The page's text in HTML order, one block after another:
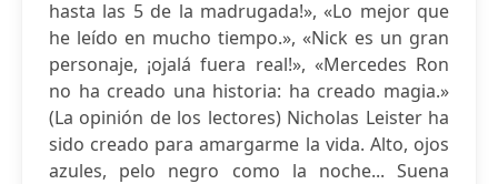
hasta las 5 de la madrugada!», «Lo mejor que
he leído en mucho tiempo.», «Nick es un gran
personaje, ¡ojalá fuera real!», «Mercedes Ron
no ha creado una historia: ha creado magia.»
(La opinión de los lectores) Nicholas Leister ha
sido creado para amargarme la vida. Alto, ojos
azules, pelo negro como la noche... Suena